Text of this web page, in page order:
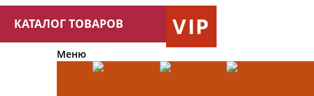
КАТАЛОГ ТОВАРОВ VIP
Меню